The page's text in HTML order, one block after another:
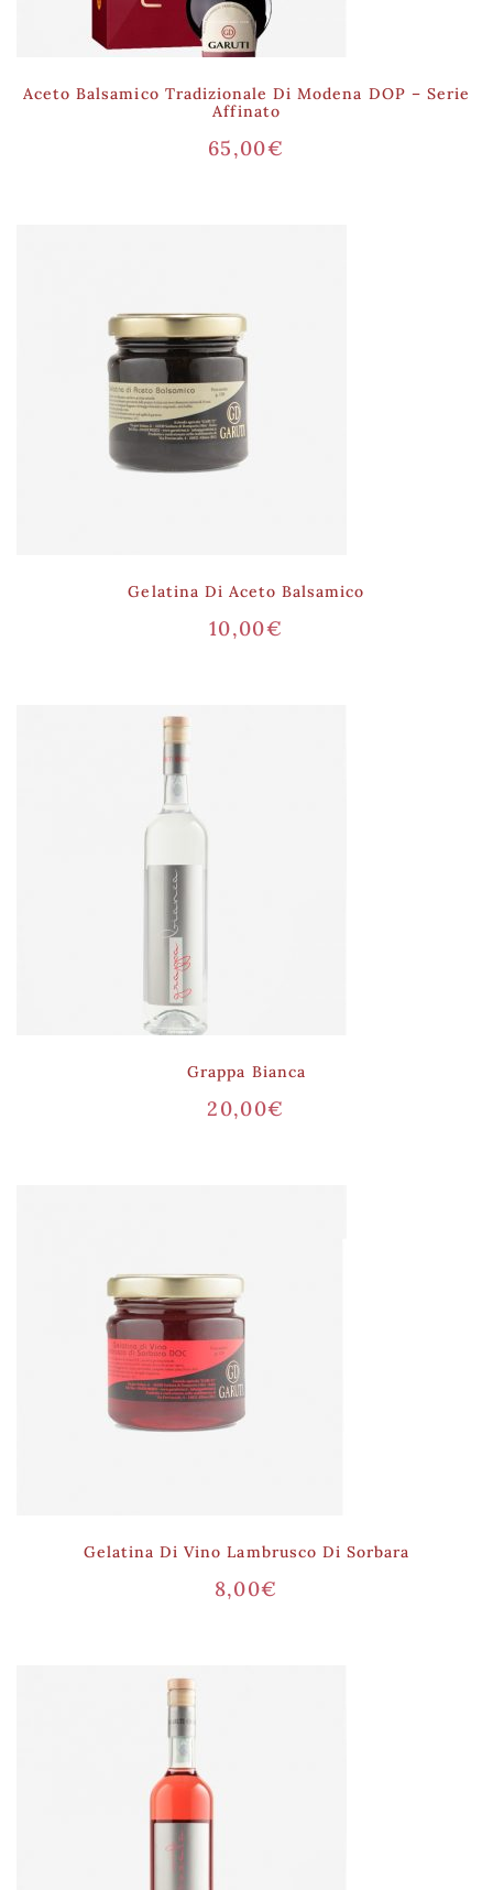
Aceto Balsamico Tradizionale Di Modena DOP – Serie
Affinato
65,00€
Gelatina Di Aceto Balsamico
10,00€
Grappa Bianca
20,00€
Gelatina Di Vino Lambrusco Di Sorbara
8,00€